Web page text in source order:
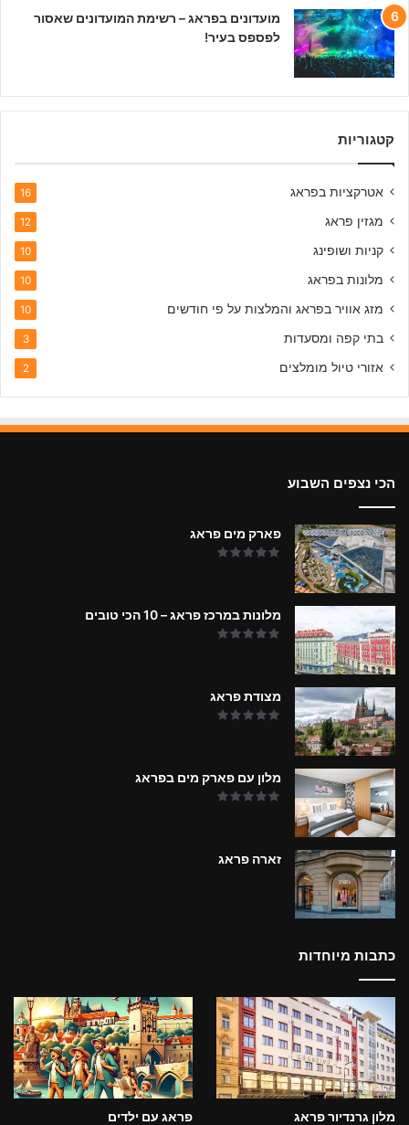
מועדונים בפראג – רשימת המועדונים שאסור
לפספס בעיר!
קטגוריות
אטרקציות בפראג 16
מגזין פראג 12
קניות ושופינג 10
מלונות בפראג 10
מזג אוויר בפראג והמלצות על פי חודשים 10
בתי קפה ומסעדות 3
אזורי טיול מומלצים 2
הכי נצפים השבוע
פארק מים פראג
מלונות במרכז פראג – 10 הכי טובים
מצודת פראג
מלון עם פארק מים בפראג
זארה פראג
כתבות מיוחדות
מלון גרנדיור פראג פראג עם ילדים